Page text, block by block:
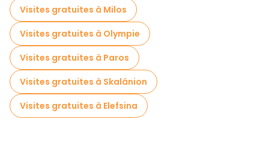
Visites gratuites à Milos
Visites gratuites à Olympie
Visites gratuites à Paros
Visites gratuites à Skalánion
Visites gratuites à Elefsina